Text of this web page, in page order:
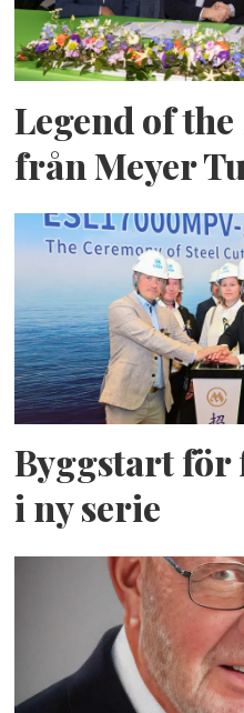
Legend of
från Meyer
Byggstart för
i ny serie